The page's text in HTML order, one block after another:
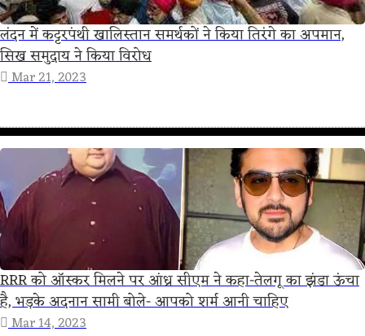
लंदन में कट्टरपंथी खालिस्तान समर्थकों ने किया तिरंगे का अपमान,
सिख समुदाय ने किया विरोध
Mar 21, 2023
RRR को ऑस्कर मिलने पर आंध्र सीएम ने कहा-तेलगू का झंडा ऊंचा
है, भड़के अदनान सामी बोले- आपको शर्म आनी चाहिए
Mar 14, 2023